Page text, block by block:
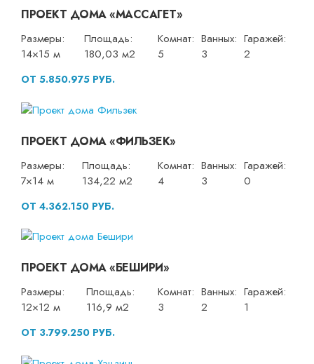
ПРОЕКТ ДОМА «МАССАГЕТ»
Размеры:
14×15 м
Площадь:
180,03 м2
Комнат:
5
Ванных:
3
Гаражей:
2
ОТ 5.850.975 РУБ.
ПРОЕКТ ДОМА «ФИЛЬЗЕК»
Размеры:
7×14 м
Площадь:
134,22 м2
Комнат:
4
Ванных:
3
Гаражей:
0
ОТ 4.362.150 РУБ.
ПРОЕКТ ДОМА «БЕШИРИ»
Размеры:
12×12 м
Площадь:
116,9 м2
Комнат:
3
Ванных:
2
Гаражей:
1
ОТ 3.799.250 РУБ.